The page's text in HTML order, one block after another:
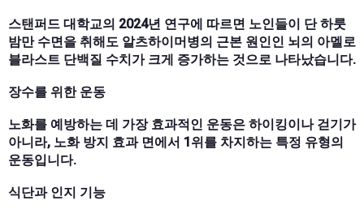
스탠퍼드 대학교의 2024년 연구에 따르면 노인들이 단 하룻
밤만 수면을 취해도 알츠하이머병의 근본 원인인 뇌의 아멜로
블라스트 단백질 수치가 크게 증가하는 것으로 나타났습니다.
장수를 위한 운동
노화를 예방하는 데 가장 효과적인 운동은 하이킹이나 걷기가
아니라, 노화 방지 효과 면에서 1위를 차지하는 특정 유형의
운동입니다.
식단과 인지 기능